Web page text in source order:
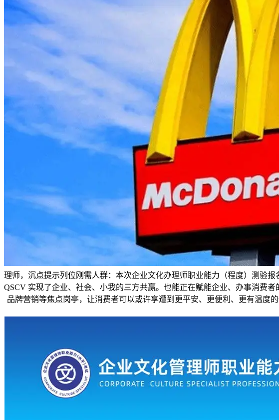
理师，沉点提示列位刚需人群：本次企业文化办理师职业能力（程度）测验
QSCV 实现了企业、社会、小我的三方共赢。也能正在赋能企业、办事消费
品牌营销等焦点岗亭，让消费者可以或许享遭到更平安、更便利、更有温度